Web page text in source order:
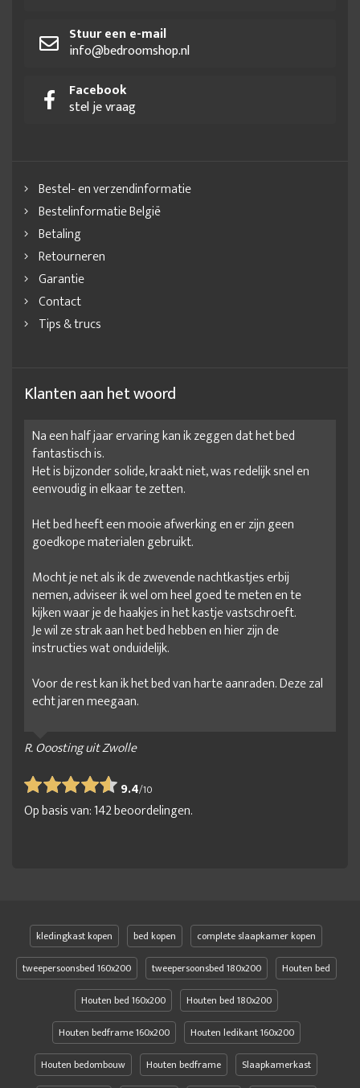
Stuur een e-mail
info@bedroomshop.nl
Facebook
stel je vraag
Bestel- en verzendinformatie
Bestelinformatie België
Betaling
Retourneren
Garantie
Contact
Tips & trucs
Klanten aan het woord
Na een half jaar ervaring kan ik zeggen dat het bed
fantastisch is.
Het is bijzonder solide, kraakt niet, was redelijk snel en
eenvoudig in elkaar te zetten.
Het bed heeft een mooie afwerking en er zijn geen
goedkope materialen gebruikt.
Mocht je net als ik de zwevende nachtkastjes erbij
nemen, adviseer ik wel om heel goed te meten en te
kijken waar je de haakjes in het kastje vastschroeft.
Je wil ze strak aan het bed hebben en hier zijn de
instructies wat onduidelijk.
Voor de rest kan ik het bed van harte aanraden. Deze zal
echt jaren meegaan.
R. Ooosting uit Zwolle
9.4/10
Op basis van:142beoordelingen.
kledingkast kopen bed kopen
complete slaapkamer kopen
tweepersoonsbed 160x200
tweepersoonsbed 180x200
Houten bed
Houten bed 160x200
Houten bed 180x200
Houten bedframe 160x200
Houten ledikant 160x200
Houten bedombouw
Houten bedframe Slaapkamerkast